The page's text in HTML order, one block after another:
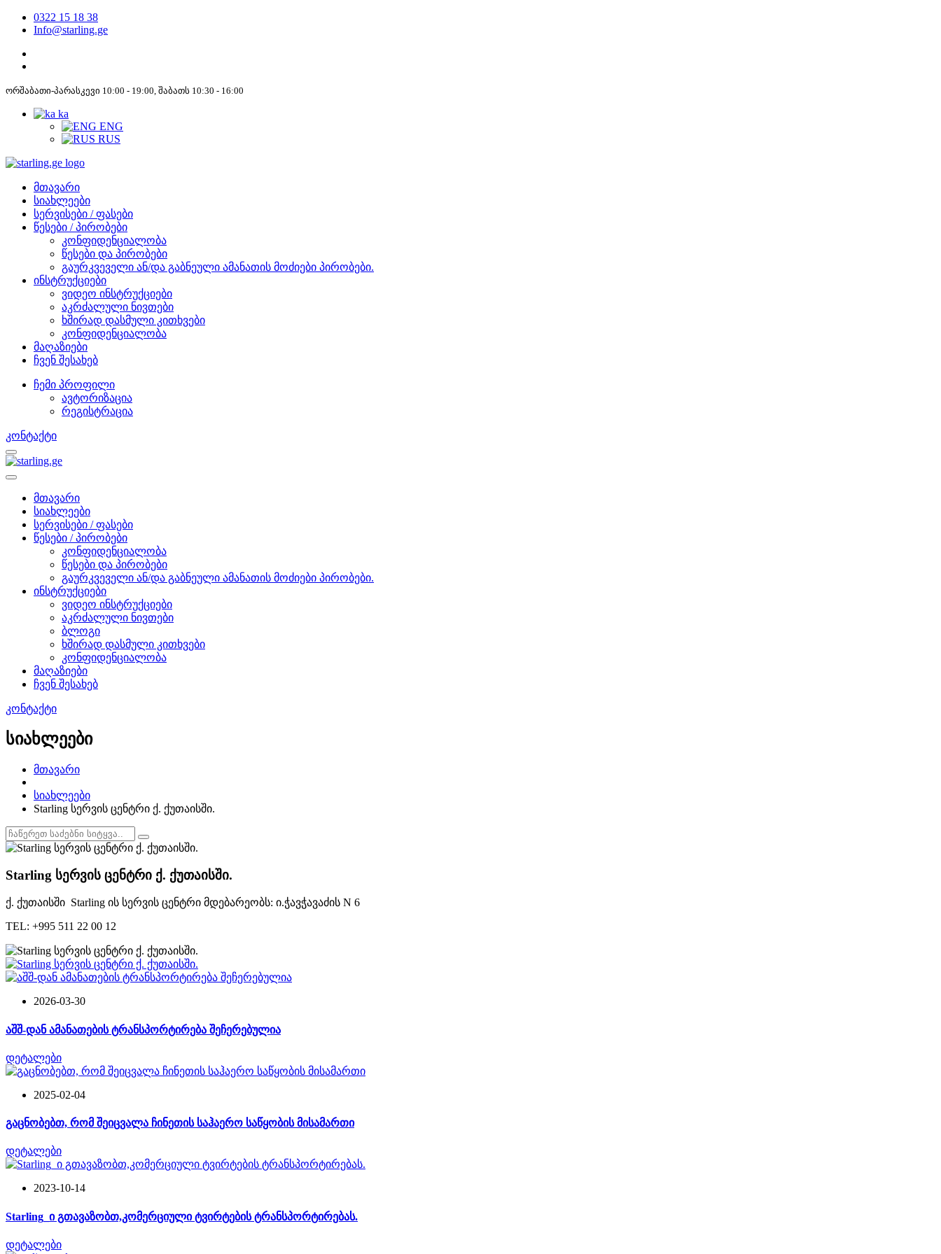
0322 15 18 38
Info@starling.ge
ორშაბათი-პარასკევი 10:00 - 19:00, შაბათს 10:30 - 16:00
ka
ENG
RUS
მთავარი
სიახლეები
სერვისები / ფასები
წესები / პირობები
კონფიდენციალობა
წესები და პირობები
გაურკვეველი ან/და გაბნეული ამანათის მოძიები პირობები.
ინსტრუქციები
ვიდეო ინსტრუქციები
აკრძალული ნივთები
ხშირად დასმული კითხვები
კონფიდენციალობა
მაღაზიები
ჩვენ შესახებ
ჩემი პროფილი
ავტორიზაცია
რეგისტრაცია
კონტაქტი
მთავარი
სიახლეები
სერვისები / ფასები
წესები / პირობები
კონფიდენციალობა
წესები და პირობები
გაურკვეველი ან/და გაბნეული ამანათის მოძიები პირობები.
ინსტრუქციები
ვიდეო ინსტრუქციები
აკრძალული ნივთები
ბლოგი
ხშირად დასმული კითხვები
კონფიდენციალობა
მაღაზიები
ჩვენ შესახებ
კონტაქტი
სიახლეები
მთავარი
სიახლეები
Starling სერვის ცენტრი ქ. ქუთაისში.
Starling სერვის ცენტრი ქ. ქუთაისში.
ქ. ქუთაისში Starling ის სერვის ცენტრი მდებარეობს: ი.ჭავჭავაძის N 6
TEL: +995 511 22 00 12
2026-03-30
აშშ-დან ამანათების ტრანსპორტირება შეჩერებულია
დეტალები
2025-02-04
გაცნობებთ, რომ შეიცვალა ჩინეთის საჰაერო საწყობის მისამართი
დეტალები
2023-10-14
Starling_ი გთავაზობთ,კომერციული ტვირტების ტრანსპორტირებას.
დეტალები